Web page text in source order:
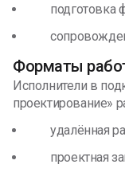
подготовка
Форматы
Исполнители в
проектирование»
удалённая
проектная